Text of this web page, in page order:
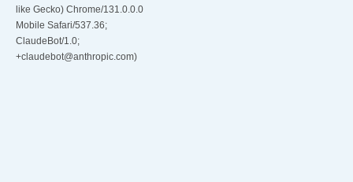
like Gecko) Chrome/131.0.0.0
Mobile Safari/537.36;
ClaudeBot/1.0;
+claudebot@anthropic.com)